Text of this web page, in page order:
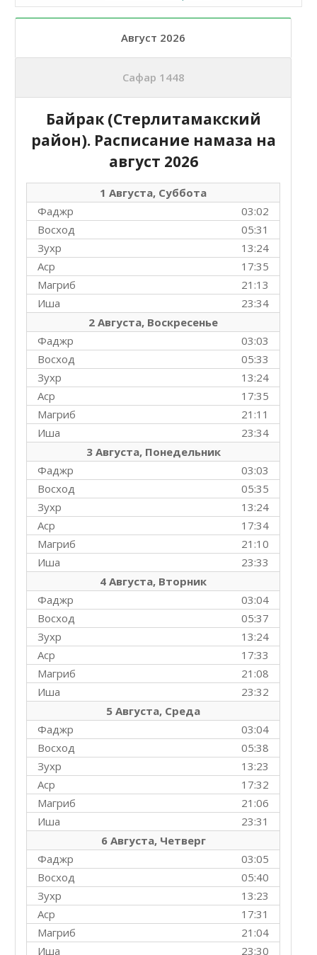
Август 2026
Сафар 1448
Байрак (Стерлитамакский
район). Расписание намаза на
август 2026
1 Августа, Суббота
03:02
Фаджр
05:31
Восход
13:24
Зухр
17:35
Аср
21:13
Магриб
23:34
Иша
2 Августа, Воскресенье
03:03
Фаджр
05:33
Восход
13:24
Зухр
17:35
Аср
21:11
Магриб
23:34
Иша
3 Августа, Понедельник
03:03
Фаджр
05:35
Восход
13:24
Зухр
17:34
Аср
21:10
Магриб
23:33
Иша
4 Августа, Вторник
03:04
Фаджр
05:37
Восход
13:24
Зухр
17:33
Аср
21:08
Магриб
23:32
Иша
5 Августа, Среда
03:04
Фаджр
05:38
Восход
13:23
Зухр
17:32
Аср
21:06
Магриб
23:31
Иша
6 Августа, Четверг
03:05
Фаджр
05:40
Восход
13:23
Зухр
17:31
Аср
21:04
Магриб
23:30
Иша